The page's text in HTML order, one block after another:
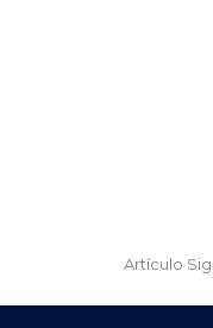
Artículo